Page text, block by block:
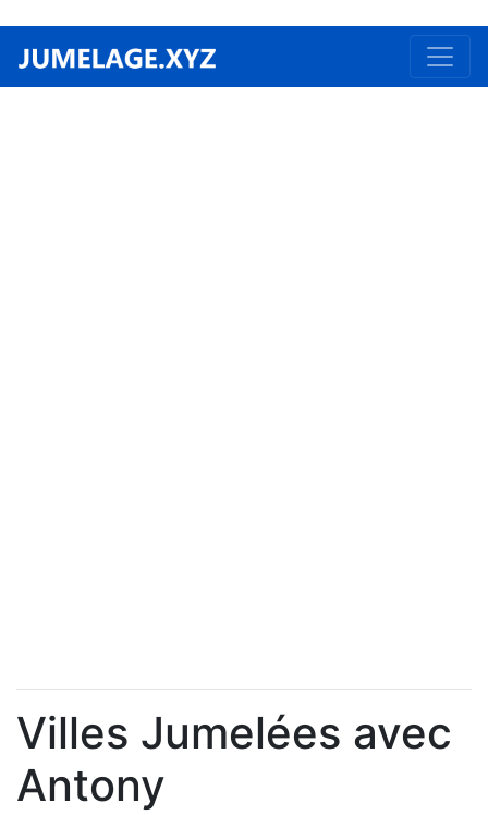
Villes Jumelées avec
Antony